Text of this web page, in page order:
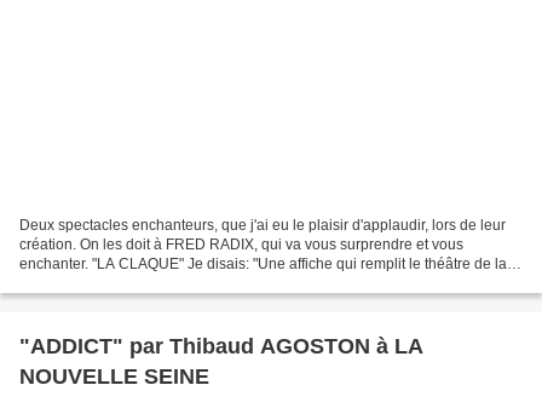
Deux spectacles enchanteurs, que j'ai eu le plaisir d'applaudir, lors de leur
création. On les doit à FRED RADIX, qui va vous surprendre et vous
enchanter. "LA CLAQUE" Je disais: "Une affiche qui remplit le théâtre de la
"ADDICT" par Thibaud AGOSTON à LA
NOUVELLE SEINE